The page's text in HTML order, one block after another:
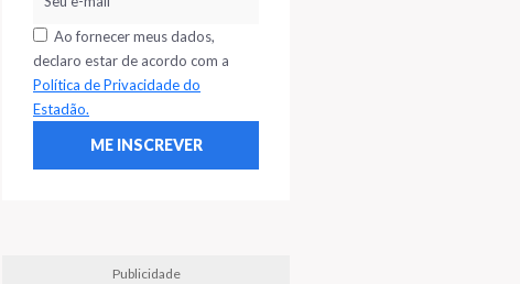
Ao fornecer meus dados,
declaro estar de acordo com a
Política de Privacidade do
Estadão.
Publicidade